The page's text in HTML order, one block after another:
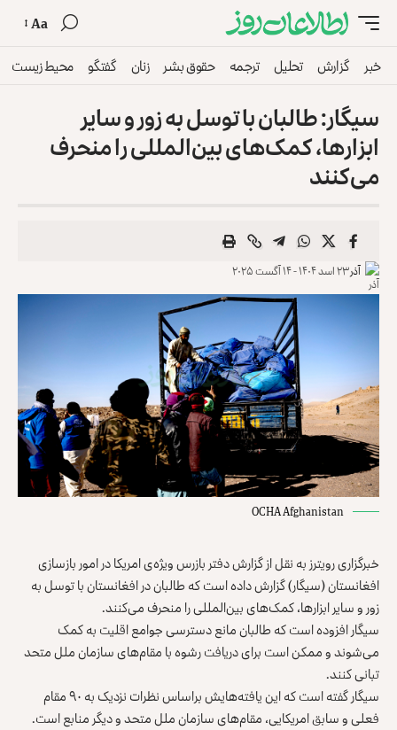
Aa
خبر گزارش تحلیل ترجمه حقوق بشر زنان گفتگو محیط زیست
سیگار: طالبان با توسل به زور و سایر
ابزارها، کمک‌های ‏بین‌المللی را منحرف
می‌کنند
آذر۲۳ اسد ۱۴۰۴ - ۱۴ آگست ۲۰۲۵
OCHA Afghanistan
خبرگزاری رویترز به نقل از گزارش دفتر بازرس ویژه‌ی ‏امریکا در امور بازسازی
افغانستان (سیگار) گزارش داده ‏است که طالبان در افغانستان با توسل به
زور و سایر ‏ابزارها، کمک‌های بین‌المللی را منحرف می‌کنند.‏
سیگار افزوده است که طالبان مانع دسترسی جوامع اقلیت به ‏کمک
می‌شوند و ممکن است برای دریافت رشوه با مقام‌های ‏سازمان ملل متحد
تبانی کنند‎.‎
سیگار گفته است که این یافته‌هایش براساس نظرات نزدیک ‏به ۹۰ مقام
فعلی و سابق امریکایی، مقام‌های سازمان ملل متحد و ‏دیگر منابع است.‏